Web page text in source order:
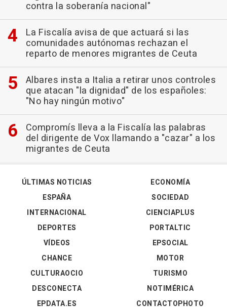
contra la soberanía nacional"
La Fiscalía avisa de que actuará si las
comunidades autónomas rechazan el
reparto de menores migrantes de Ceuta
Albares insta a Italia a retirar unos controles
que atacan "la dignidad" de los españoles:
"No hay ningún motivo"
Compromís lleva a la Fiscalía las palabras
del dirigente de Vox llamando a "cazar" a los
migrantes de Ceuta
ÚLTIMAS NOTICIAS
ESPAÑA
INTERNACIONAL
DEPORTES
VÍDEOS
ECONOMÍA
SOCIEDAD
CIENCIAPLUS
PORTALTIC
EPSOCIAL
CHANCE
CULTURAOCIO
DESCONECTA
EPDATA.ES
MOTOR
TURISMO
NOTIMÉRICA
CONTACTOPHOTO